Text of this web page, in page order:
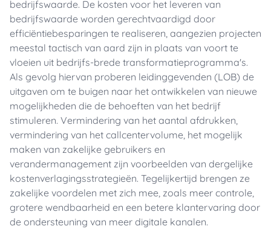
bedrijfswaarde. De kosten voor het leveren van
bedrijfswaarde worden gerechtvaardigd door
efficiëntiebesparingen te realiseren, aangezien projecten
meestal tactisch van aard zijn in plaats van voort te
vloeien uit bedrijfs-brede transformatieprogramma's.
Als gevolg hiervan proberen leidinggevenden (LOB) de
uitgaven om te buigen naar het ontwikkelen van nieuwe
mogelijkheden die de behoeften van het bedrijf
stimuleren. Vermindering van het aantal afdrukken,
vermindering van het callcentervolume, het mogelijk
maken van zakelijke gebruikers en
verandermanagement zijn voorbeelden van dergelijke
kostenverlagingsstrategieën. Tegelijkertijd brengen ze
zakelijke voordelen met zich mee, zoals meer controle,
grotere wendbaarheid en een betere klantervaring door
de ondersteuning van meer digitale kanalen.